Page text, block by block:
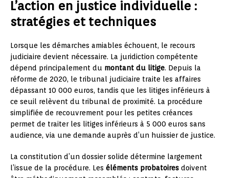
L’action en justice individuelle :
stratégies et techniques
Lorsque les démarches amiables échouent, le recours
judiciaire devient nécessaire. La juridiction compétente
dépend principalement du montant du litige. Depuis la
réforme de 2020, le tribunal judiciaire traite les affaires
dépassant 10 000 euros, tandis que les litiges inférieurs à
ce seuil relèvent du tribunal de proximité. La procédure
simplifiée de recouvrement pour les petites créances
permet de traiter les litiges inférieurs à 5 000 euros sans
audience, via une demande auprès d’un huissier de justice.
La constitution d’un dossier solide détermine largement
l’issue de la procédure. Les éléments probatoires doivent